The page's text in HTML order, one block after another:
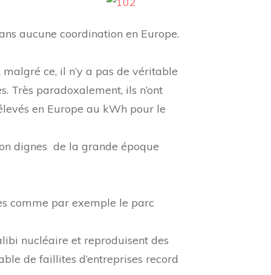
aucune coordination en Europe.
ce, il n’y a pas de véritable
Très paradoxalement, ils n’ont
en Europe au kWh pour le
dignes de la grande époque
comme par exemple le parc
nucléaire et reproduisent des
de faillites d’entreprises record